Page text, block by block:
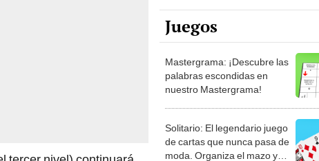
Juegos
Mastergrama: ¡Descubre las
palabras escondidas en
nuestro Mastergrama!
Solitario: El legendario juego
de cartas que nunca pasa de
moda. Organiza el mazo y